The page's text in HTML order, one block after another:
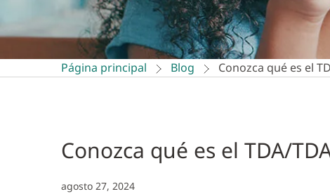
Página principal Blog Conozca qué es el
Conozca qué es el TDA/
agosto 27, 2024